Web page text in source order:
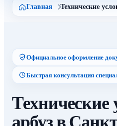
Главная Технические
Официальное оформление
Быстрая консультация
Технические
арбуз в